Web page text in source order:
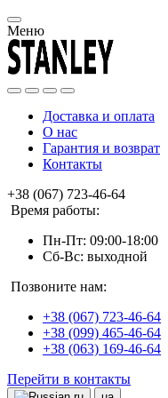
Меню
Доставка и оплата
О нас
Гарантия и возврат
Контакты
+38 (067) 723-46-64
Время работы:
Пн-Пт: 09:00-18:00
Сб-Вс: выходной
Позвоните нам:
+38 (067) 723-46-64
+38 (099) 465-46-64
+38 (063) 169-46-64
Перейти в контакты